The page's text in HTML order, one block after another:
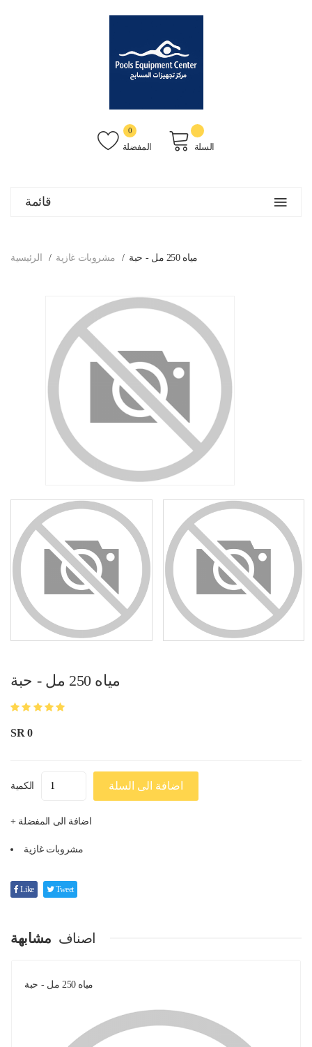
المفضلة
0
السلة
قائمة
الرئيسية مشروبات غازية مياه 250 مل - حبة
مياه 250 مل - حبة
SR 0
الكمية اضافة الى السلة
+ اضافة الى المفضلة
مشروبات غازية
Like Tweet
اصناف مشابهة
مياه 250 مل - حبة